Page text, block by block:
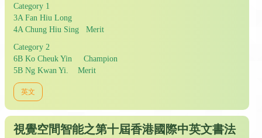
Category 1
3A Fan Hiu Long
4A Chung Hiu Sing Merit
Category 2
6B Ko Cheuk Yin Champion
5B Ng Kwan Yi. Merit
英文
視覺空間智能之第十屆香港國際中英文書法